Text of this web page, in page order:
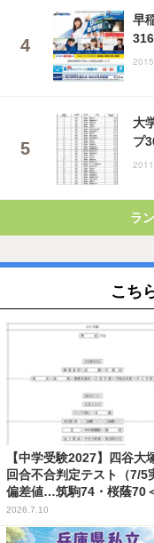
早
大
プ
ラ
こち
【中学受験2027】四谷大
回合不合判定テスト（7/5
偏差値…筑駒74・桜蔭70
2026.7.10